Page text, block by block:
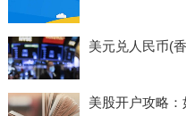
美元兑人民币(
美股开户攻略：